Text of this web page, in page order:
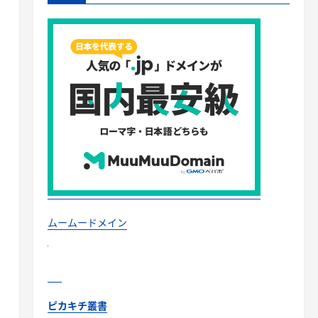
ムームードメイン
ピカキチ叢書